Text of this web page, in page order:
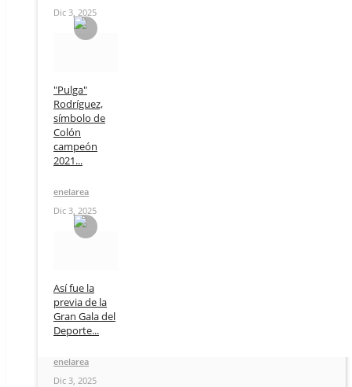
Dic 3, 2025
"Pulga"
Rodríguez,
símbolo de
Colón
campeón
2021...
enelarea
Dic 3, 2025
Así fue la
previa de la
Gran Gala del
Deporte...
enelarea
Dic 3, 2025